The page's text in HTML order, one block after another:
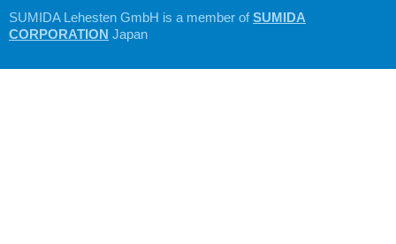
Zum
Inhalt
SUMIDA Lehesten GmbH is a member ofSUMIDA
CORPORATION Japan